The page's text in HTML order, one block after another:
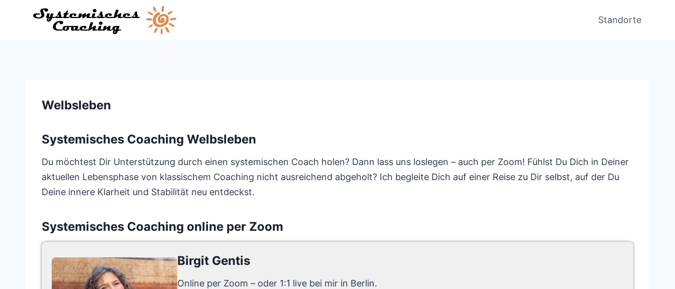
Standorte
Welbsleben
Systemisches Coaching Welbsleben
Du möchtest Dir Unterstützung durch einen systemischen Coach holen? Dann lass uns loslegen – auch per Zoom! Fühlst Du Dich in Deiner
aktuellen Lebensphase von klassischem Coaching nicht ausreichend abgeholt? Ich begleite Dich auf einer Reise zu Dir selbst, auf der Du
Deine innere Klarheit und Stabilität neu entdeckst.
Systemisches Coaching online per Zoom
Birgit Gentis
Online per Zoom – oder 1:1 live bei mir in Berlin.